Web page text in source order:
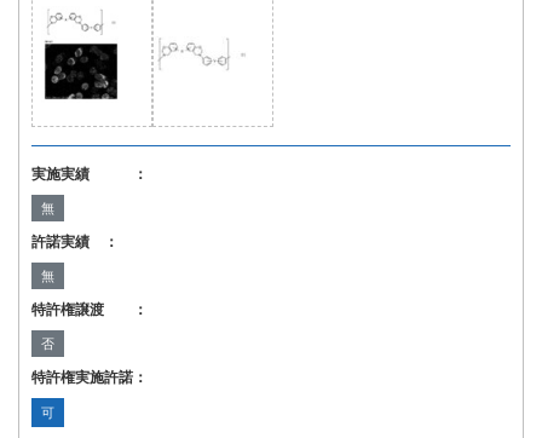
実施実績 ：
無
許諾実績 ：
無
特許権譲渡 ：
否
特許権実施許諾：
可